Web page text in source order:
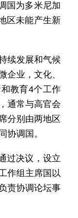
国为多米尼加
区未能产生新
续发展和气候
企业，文化、
教育4个工作
通常与高官会
分别由两地区
协调国。
过决议，设立
作组主席国以
责协调论坛事